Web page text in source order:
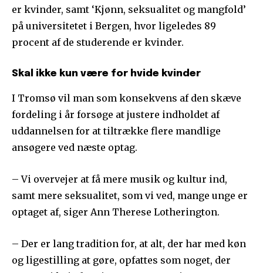
er kvinder, samt ‘Kjønn, seksualitet og mangfold’
på universitetet i Bergen, hvor ligeledes 89
procent af de studerende er kvinder.
Skal ikke kun være for hvide kvinder
I Tromsø vil man som konsekvens af den skæve
fordeling i år forsøge at justere indholdet af
uddannelsen for at tiltrække flere mandlige
ansøgere ved næste optag.
– Vi overvejer at få mere musik og kultur ind,
samt mere seksualitet, som vi ved, mange unge er
optaget af, siger Ann Therese Lotherington.
– Der er lang tradition for, at alt, der har med køn
og ligestilling at gøre, opfattes som noget, der